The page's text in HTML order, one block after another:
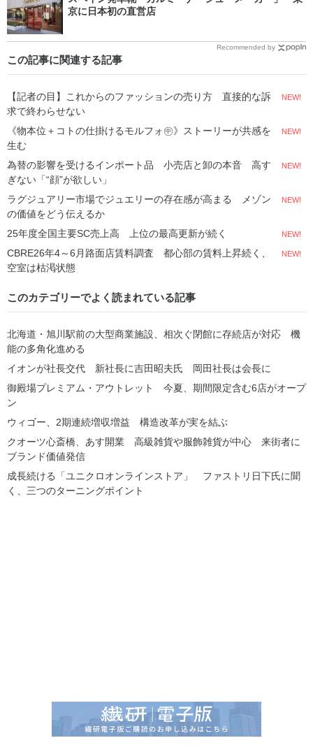
京に日本初の直営店
Recommended by
この記事に関連する記事
【記者の目】これからのファッションの売り方 直接的な訴
求で終わらせない
NEW!
《物本位＋コトの仕掛けるモルフォ㊥》ストーリーが共感を
生む
NEW!
為替の影響を受けるインポート品 小売店と卸の本音 高す
ぎない「“顔”が欲しい」
NEW!
ラグジュアリー市場でジュエリーの存在感が高まる メゾン
の価値をどう伝えるか
NEW!
25年度全国主要SC売上高 上位の最高更新が続く NEW!
CBRE26年4～6月路面店賃料調査 都心部の賃料上昇続く、
空室は枯渇状態
NEW!
このカテゴリーでよく読まれている記事
北海道・旭川駅前の大型商業施設、相次ぐ閉館に存続店が対応 機
能の多角化進める
イオンが社長交代 新社長に吉田昭夫氏 岡田社長は会長に
御殿場プレミアム・アウトレット 今夏、期間限定含む6店がオープ
ン
ウィゴー、2期連続増収増益 構造改革が実を結ぶ
クオーツ心斎橋、あす開業 高級雑貨や服飾雑貨が中心 来街者に
ブランド価値発信
成長続ける「ユニクロオンラインストア」 ファストリ日下氏に聞
く、三つのターニングポイント